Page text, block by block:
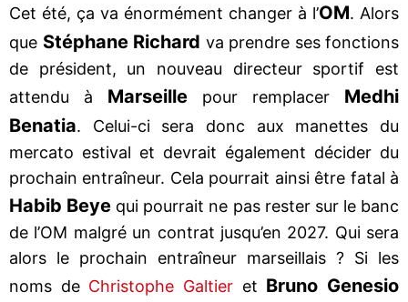
Cet été, ça va énormément changer à l’OM. Alors
que Stéphane Richard va prendre ses fonctions
de président, un nouveau directeur sportif est
attendu à Marseille pour remplacer Medhi
Benatia. Celui-ci sera donc aux manettes du
mercato estival et devrait également décider du
prochain entraîneur. Cela pourrait ainsi être fatal à
Habib Beye qui pourrait ne pas rester sur le banc
de l’OM malgré un contrat jusqu’en 2027. Qui sera
alors le prochain entraîneur marseillais ? Si les
noms de Christophe Galtier et Bruno Genesio